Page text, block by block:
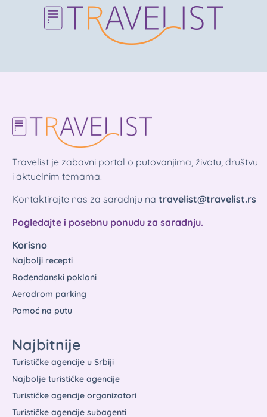
Travelist je zabavni portal o putovanjima, životu, društvu
i aktuelnim temama.
Kontaktirajte nas za saradnju na travelist@travelist.rs
Pogledajte i posebnu ponudu za saradnju.
Korisno
Najbolji recepti
Rođendanski pokloni
Aerodrom parking
Pomoć na putu
Najbitnije
Turističke agencije u Srbiji
Najbolje turističke agencije
Turističke agencije organizatori
Turističke agencije subagenti